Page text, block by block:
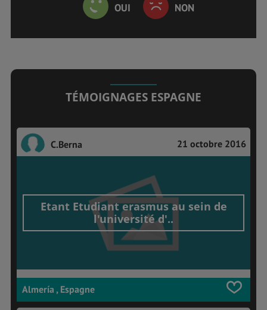
OUI NON
TÉMOIGNAGES ESPAGNE
C.Berna 21 octobre 2016
Etant Etudiant erasmus au sein de
l'université d'..
Almería , Espagne